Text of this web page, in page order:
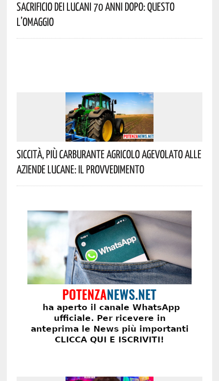
Sacrificio Dei Lucani 70 Anni Dopo: Questo
L’omaggio
Siccità, Più Carburante Agricolo Agevolato Alle
Aziende Lucane: Il Provvedimento